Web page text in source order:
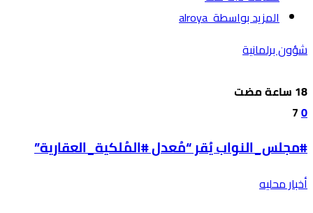
‫‫المزيد بواسطة‬ ‬ alroya
شؤون برلمانية
0
7
#مجلس_النواب يُقر “مُعدل #المُلكية_العقارية”
أخبار محليه